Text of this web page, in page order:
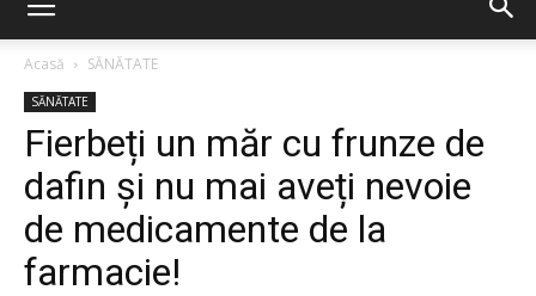
Acasă SĂNĂTATE
SĂNĂTATE
Fierbeți un măr cu frunze de
dafin și nu mai aveți nevoie
de medicamente de la
farmacie!